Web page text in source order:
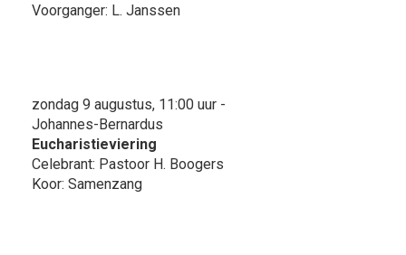
Voorganger: L. Janssen
zondag 9 augustus, 11:00 uur -
Johannes-Bernardus
Eucharistieviering
Celebrant: Pastoor H. Boogers
Koor: Samenzang